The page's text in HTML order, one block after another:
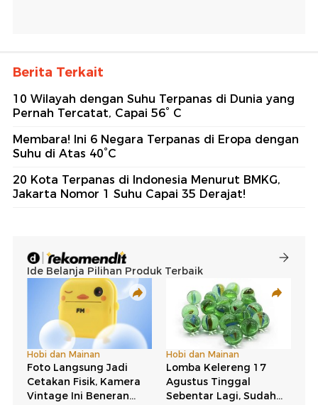
Berita Terkait
10 Wilayah dengan Suhu Terpanas di Dunia yang
Pernah Tercatat, Capai 56° C
Membara! Ini 6 Negara Terpanas di Eropa dengan
Suhu di Atas 40°C
20 Kota Terpanas di Indonesia Menurut BMKG,
Jakarta Nomor 1 Suhu Capai 35 Derajat!